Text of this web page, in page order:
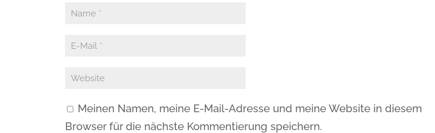
Meinen Namen, meine E-Mail-Adresse und meine Website in diesem
Browser für die nächste Kommentierung speichern.